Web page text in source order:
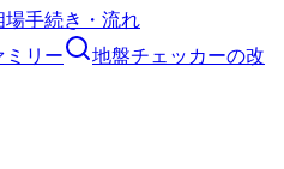
場手続き・流れ
ミリー 地盤チェッカーの改